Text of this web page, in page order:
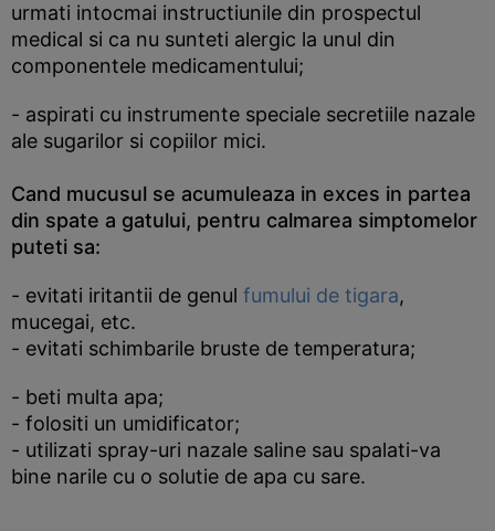
urmati intocmai instructiunile din prospectul
medical si ca nu sunteti alergic la unul din
componentele medicamentului;
- aspirati cu instrumente speciale secretiile nazale
ale sugarilor si copiilor mici.
Cand mucusul se acumuleaza in exces in partea
din spate a gatului, pentru calmarea simptomelor
puteti sa:
- evitati iritantii de genul fumului de tigara,
mucegai, etc.
- evitati schimbarile bruste de temperatura;
- beti multa apa;
- folositi un umidificator;
- utilizati spray-uri nazale saline sau spalati-va
bine narile cu o solutie de apa cu sare.